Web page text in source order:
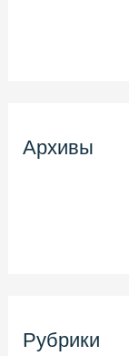
Архивы
Рубрики